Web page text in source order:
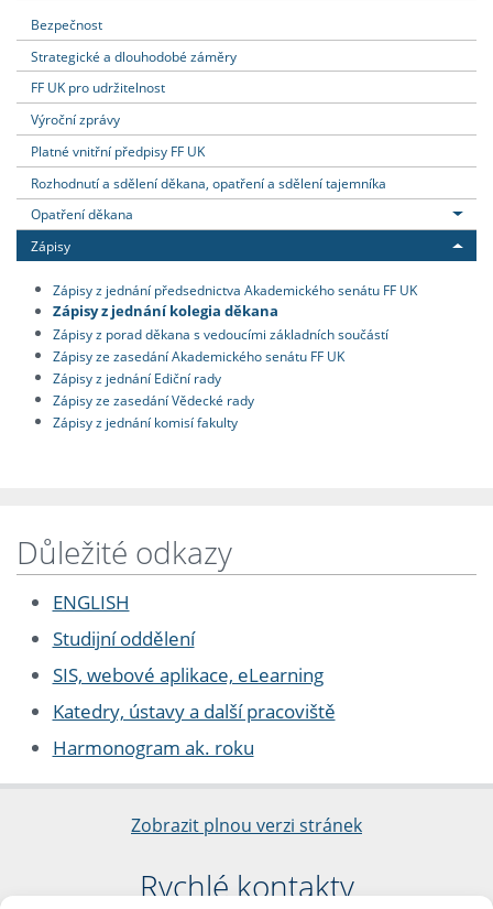
Bezpečnost
Strategické a dlouhodobé záměry
FF UK pro udržitelnost
Výroční zprávy
Platné vnitřní předpisy FF UK
Rozhodnutí a sdělení děkana, opatření a sdělení tajemníka
Opatření děkana
Zápisy
Zápisy z jednání předsednictva Akademického senátu FF UK
Zápisy z jednání kolegia děkana
Zápisy z porad děkana s vedoucími základních součástí
Zápisy ze zasedání Akademického senátu FF UK
Zápisy z jednání Ediční rady
Zápisy ze zasedání Vědecké rady
Zápisy z jednání komisí fakulty
Důležité odkazy
ENGLISH
Studijní oddělení
SIS, webové aplikace, eLearning
Katedry, ústavy a další pracoviště
Harmonogram ak. roku
Zobrazit plnou verzi stránek
Rychlé kontakty